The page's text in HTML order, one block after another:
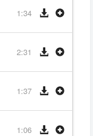
1:34
2:31
1:37
1:06